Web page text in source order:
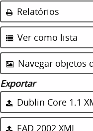
Relatórios
Ver como lista
Navegar objetos
Exportar
Dublin Core 1.1
EAD 2002 XML